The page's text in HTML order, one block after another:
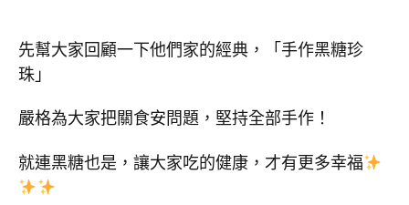
先幫大家回顧一下他們家的經典，「手作黑糖珍
珠」
嚴格為大家把關食安問題，堅持全部手作！
就連黑糖也是，讓大家吃的健康，才有更多幸福